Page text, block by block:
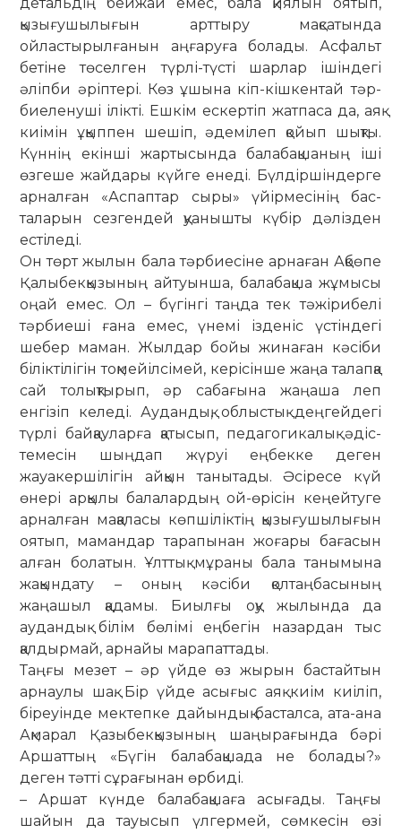
қызығушылығын арттыру мақсатында
ойластырылғанын аңғаруға болады. Асфальт
бетіне тө­сел­ген түрлі-түсті шарлар ішіндегі
әліп­би әріптері. Көз ұшына кіп-кішкентай тәр­
биеленуші ілікті. Ешкім ескертіп жат­­паса да, аяқ
киімін ұқыппен шешіп, әде­­мілеп қойып шықты.
Күннің екінші жартысында балабақшаның іші
өзгеше жайдары күйге енеді. Бүлдіршіндерге
ар­налған «Аспаптар сыры» үйірмесінің бас­
таларын сезгендей қуанышты күбір дә­лізден
естіледі.
Он төрт жылын бала тәрбиесіне ар­­наған Ақбөпе
Қалыбекқызының ай­туынша, балабақша жұмысы
оңай емес. Ол – бүгінгі таңда тек тәжірибелі
тәрбиеші ғана емес, үнемі ізденіс үстіндегі
шебер маман. Жылдар бойы жинаған кәсіби
біліктілігін тоқмейілсімей, керісінше жаңа талапқа
сай толықтырып, әр сабағына жаңаша леп
енгізіп келеді. Аудандық, облыстық деңгейдегі
түрлі бай­қау­ларға қатысып, педагогикалық әдіс­
темесін шыңдап жүруі еңбекке де­ген
жауакершілігін айқын танытады. Әсі­ре­се күй
өнері арқылы балалардың ой-өрісін кеңейтуге
арналған мақаласы көп­­шіліктің қызығушылығын
оятып, ма­мандар тарапынан жоғары бағасын
ал­ған болатын. Ұлттық мұраны бала та­­нымына
жақындату – оның кәсіби қол­таңбасының
жаңашыл қадамы. Би­ылғы оқу жылында да
аудандық білім бө­лімі ең­бегін назардан тыс
қалдырмай, ар­найы марапаттады.
Таңғы мезет – әр үйде өз жырын бас­тайтын
арнаулы шақ. Бір үйде асығыс аяқ киім киіліп,
біреуінде мектепке да­йын­дық басталса, ата-ана
Ақмарал Қа­зы­бекқызының шаңырағында бәрі
Ар­­шаттың «Бүгін балабақшада не бо­ла­ды?»
деген тәтті сұрағынан өрбиді.
– Аршат күнде балабақшаға асы­ғады. Таңғы
шайын да тауысып үл­гермей, сөмкесін өзі